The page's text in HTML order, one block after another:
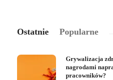
Ostatnie Popularne
Grywalizacja
nagrodami
pracowników?